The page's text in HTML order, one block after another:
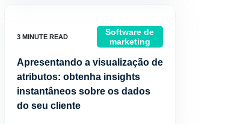
Software de
marketing
Apresentando a visualização de
atributos: obtenha insights
instantâneos sobre os dados
do seu cliente